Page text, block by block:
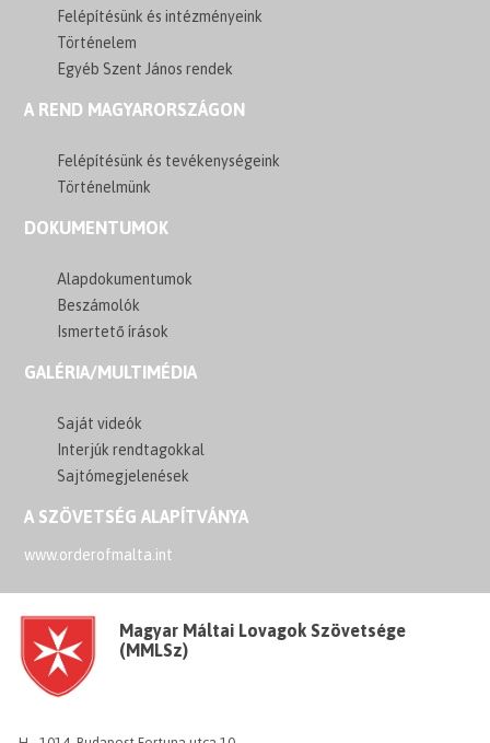
Felépítésünk és intézményeink
Történelem
Egyéb Szent János rendek
A REND MAGYARORSZÁGON
Felépítésünk és tevékenységeink
Történelmünk
DOKUMENTUMOK
Alapdokumentumok
Beszámolók
Ismertető írások
GALÉRIA/MULTIMÉDIA
Saját videók
Interjúk rendtagokkal
Sajtómegjelenések
A SZÖVETSÉG ALAPÍTVÁNYA
www.orderofmalta.int
Magyar Máltai Lovagok Szövetsége
(MMLSz)